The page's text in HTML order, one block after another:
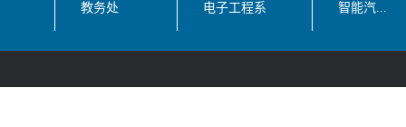
教务处 电子工程系 智能汽...